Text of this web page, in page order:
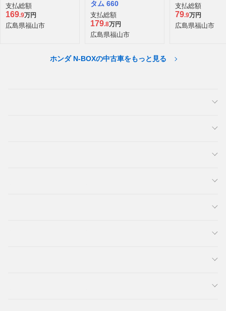
支払総額
169.9万円
広島県福山市
タム 660
支払総額
179.8万円
広島県福山市
支払総額
79.9万円
広島県福山市
ホンダ N-BOXの中古車をもっと見る